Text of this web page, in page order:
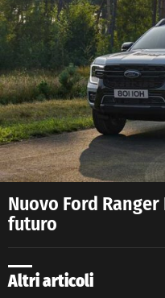
Latest
story
Nuovo Ford
futuro
Altri articoli